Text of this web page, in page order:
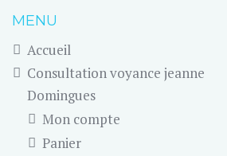
MENU
Accueil
Consultation voyance jeanne
Domingues
Mon compte
Panier